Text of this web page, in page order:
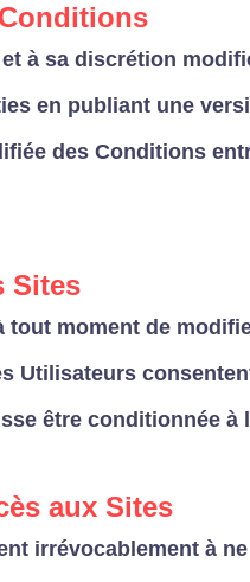
à sa discrétion
en publiant une
des Conditions
Sites
tout moment de
Utilisateurs
être conditionnée
aux Sites
irrévocablement à